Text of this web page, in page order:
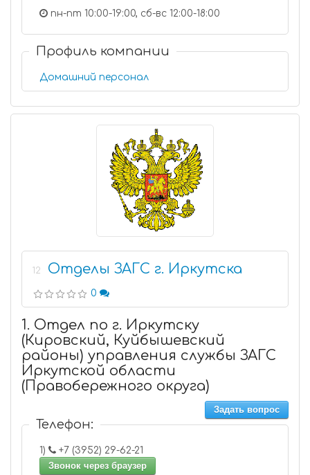
пн-пт 10:00-19:00, сб-вс 12:00-18:00
Профиль компании
Домашний персонал
12 Отделы ЗАГС г. Иркутска
0
1. Отдел по г. Иркутску
(Кировский, Куйбышевский
районы) управления службы ЗАГС
Иркутской области
(Правобережного округа)
Задать вопрос
Телефон:
1)
+7 (3952) 29-62-21
Звонок через браузер